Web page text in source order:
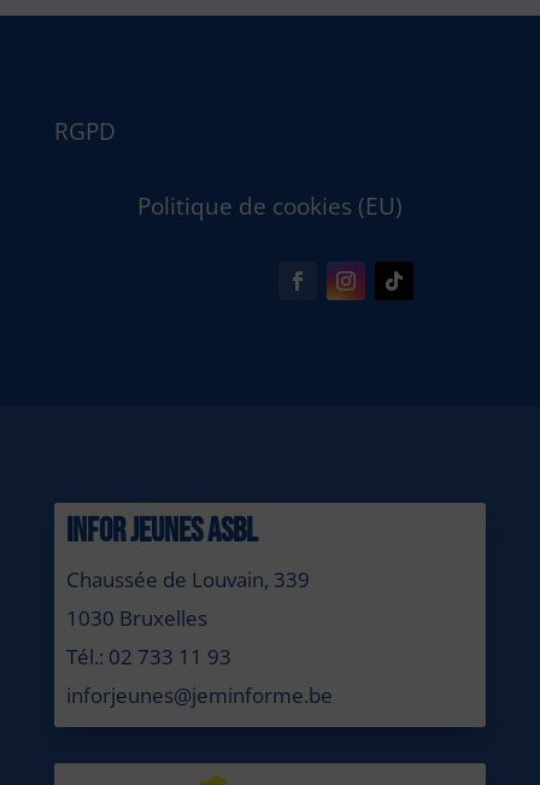
RGPD
Politique de cookies (EU)
INFOR JEUNES ASBL
Chaussée de Louvain, 339
1030 Bruxelles
Tél.: 02 733 11 93
inforjeunes@jeminforme.be